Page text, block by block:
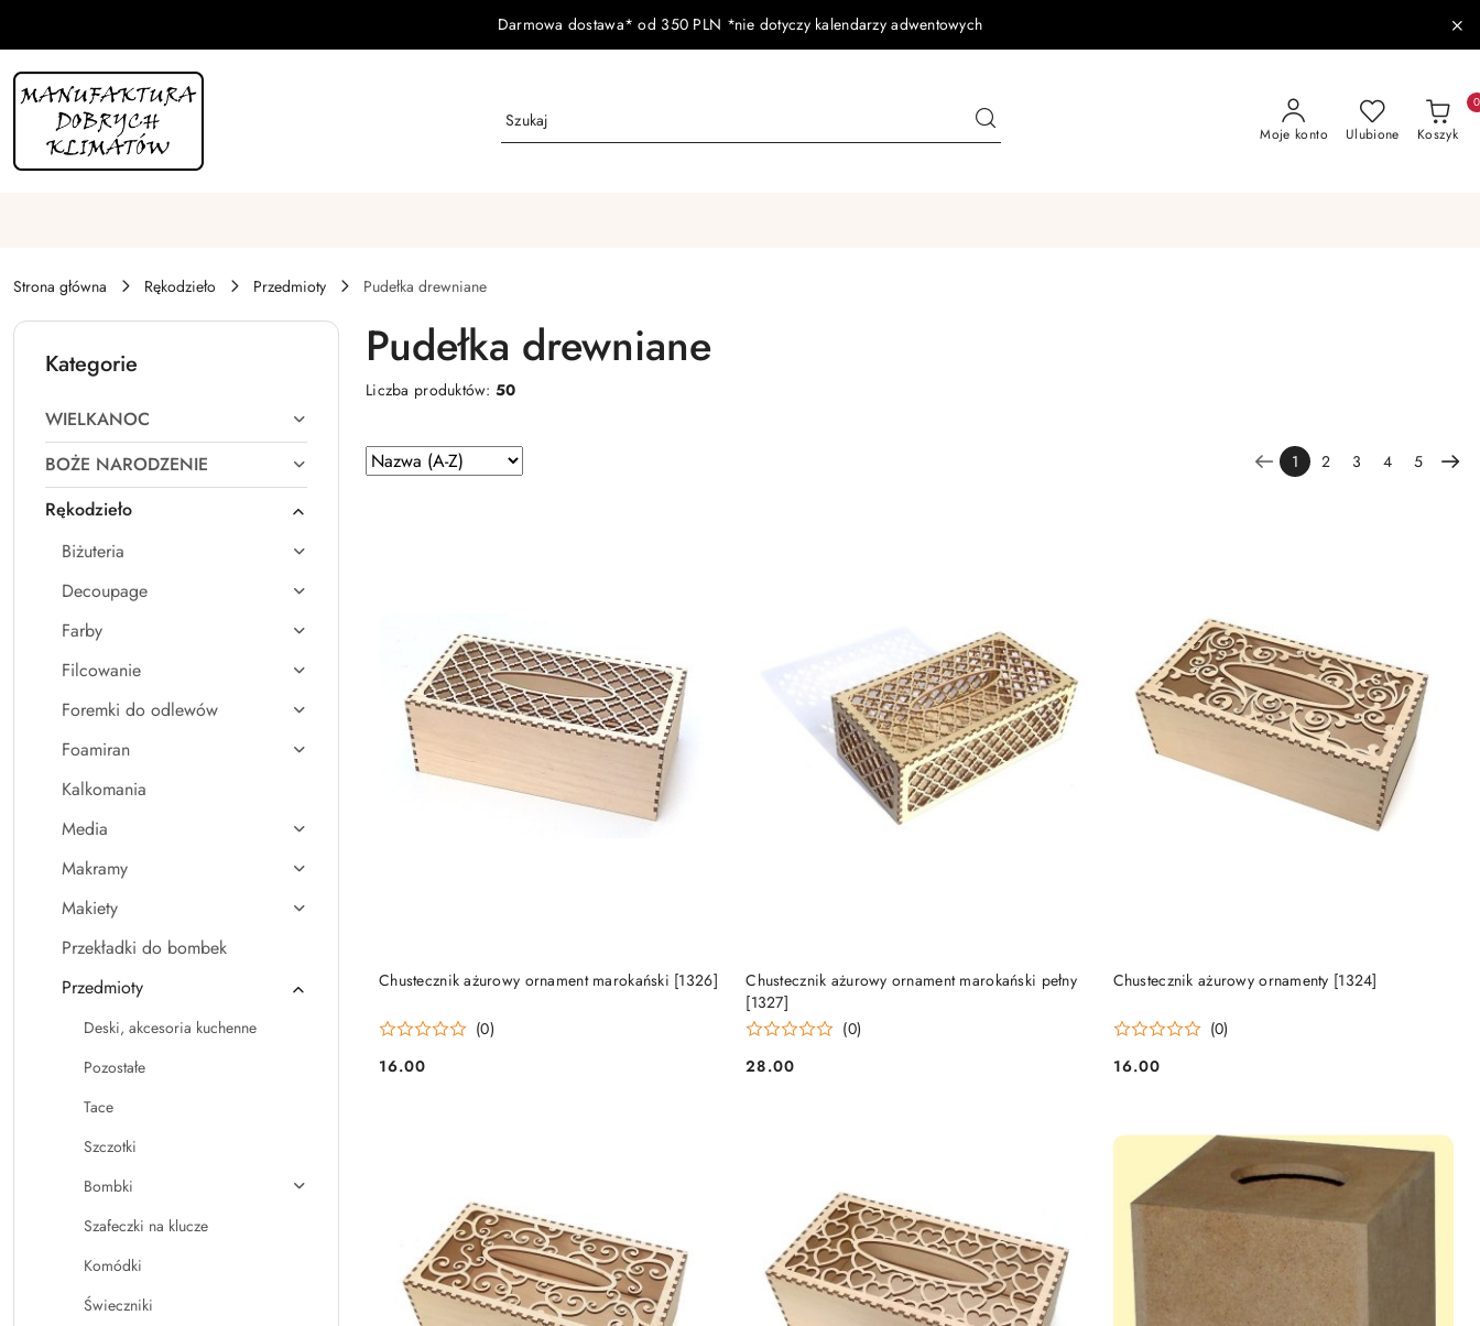
Darmowa dostawa* od 350 PLN *nie dotyczy kalendarzy adwentowych
Moje konto Ulubione Koszyk
0
Strona główna Rękodzieło Przedmioty Pudełka drewniane
Kategorie
WIELKANOC
BOŻE NARODZENIE
Rękodzieło
Biżuteria
Decoupage
Farby
Filcowanie
Foremki do odlewów
Foamiran
Kalkomania
Media
Makramy
Makiety
Przekładki do bombek
Przedmioty
Deski, akcesoria kuchenne
Pozostałe
Tace
Szczotki
Bombki
Szafeczki na klucze
Komódki
Świeczniki
Pudełka drewniane
Liczba produktów:50
Zastosowano
sortowanie:
Sortuj
według
1 2 3 4 5
Chustecznik ażurowy ornament marokański [1326]
(0)
Cena:
16.00
DO KOSZYKA
Chustecznik ażurowy ornament marokański pełny
[1327]
(0)
Cena:
28.00
DO KOSZYKA Chustecznik ażurowy ornamenty [1324]
(0)
Cena:
16.00
DO KOSZYKA